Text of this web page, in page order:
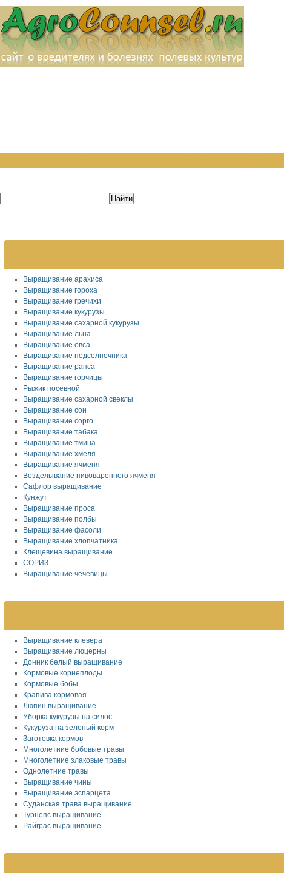
Выращивание арахиса
Выращивание гороха
Выращивание гречихи
Выращивание кукурузы
Выращивание сахарной кукурузы
Выращивание льна
Выращивание овса
Выращивание подсолнечника
Выращивание рапса
Выращивание горчицы
Рыжик посевной
Выращивание сахарной свеклы
Выращивание сои
Выращивание сорго
Выращивание табака
Выращивание тмина
Выращивание хмеля
Выращивание ячменя
Возделывание пивоваренного ячменя
Сафлор выращивание
Кунжут
Выращивание проса
Выращивание полбы
Выращивание фасоли
Выращивание хлопчатника
Клещевина выращивание
СОРИЗ
Выращивание чечевицы
Выращивание клевера
Выращивание люцерны
Донник белый выращивание
Кормовые корнеплоды
Кормовые бобы
Крапива кормовая
Люпин выращивание
Уборка кукурузы на силос
Кукуруза на зеленый корм
Заготовка кормов
Многолетние бобовые травы
Многолетние злаковые травы
Однолетние травы
Выращивание чины
Выращивание эспарцета
Суданская трава выращивание
Турнепс выращивание
Райграс выращивание